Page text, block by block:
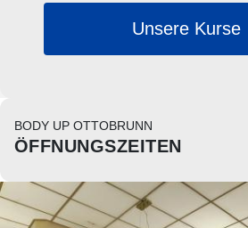
Unsere Kurse
BODY UP OTTOBRUNN
ÖFFNUNGSZEITEN